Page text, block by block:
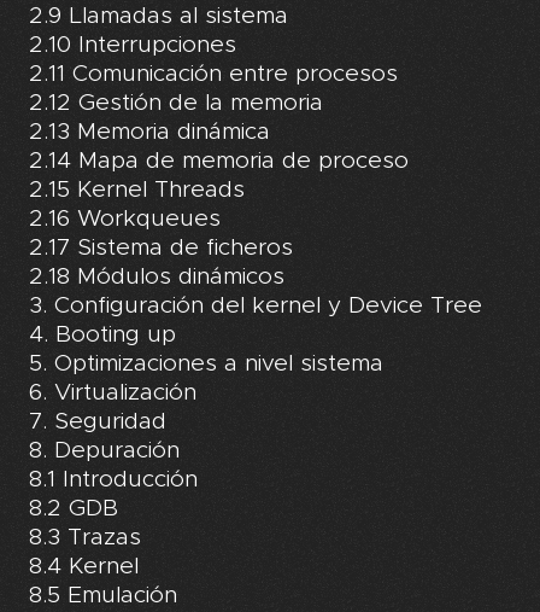
2.9 Llamadas al sistema
2.10 Interrupciones
2.11 Comunicación entre procesos
2.12 Gestión de la memoria
2.13 Memoria dinámica
2.14 Mapa de memoria de proceso
2.15 Kernel Threads
2.16 Workqueues
2.17 Sistema de ficheros
2.18 Módulos dinámicos
3. Configuración del kernel y Device Tree
4. Booting up
5. Optimizaciones a nivel sistema
6. Virtualización
7. Seguridad
8. Depuración
8.1 Introducción
8.2 GDB
8.3 Trazas
8.4 Kernel
8.5 Emulación